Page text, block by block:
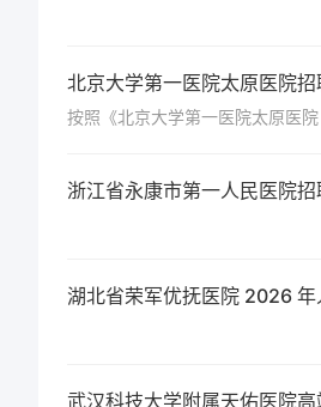
北京大学第一医院太原医院
按照《北京大学第一医院太原医
浙江省永康市第一人民医院
湖北省荣军优抚医院 2026 年
武汉科技大学附属天佑医院